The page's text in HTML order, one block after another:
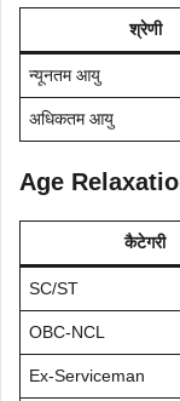
श्रेणी
न्यूनतम आयु
अधिकतम आयु
Age
कैटेगरी
SC/ST
OBC-NCL
Ex-Serviceman